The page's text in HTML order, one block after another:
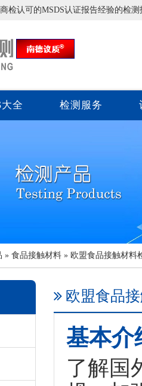
检认可的MSDS认证报告经验的检
全 检测服务
» 食品接触材料 » 欧盟食品接触材料
欧盟食品
基本介
了解国